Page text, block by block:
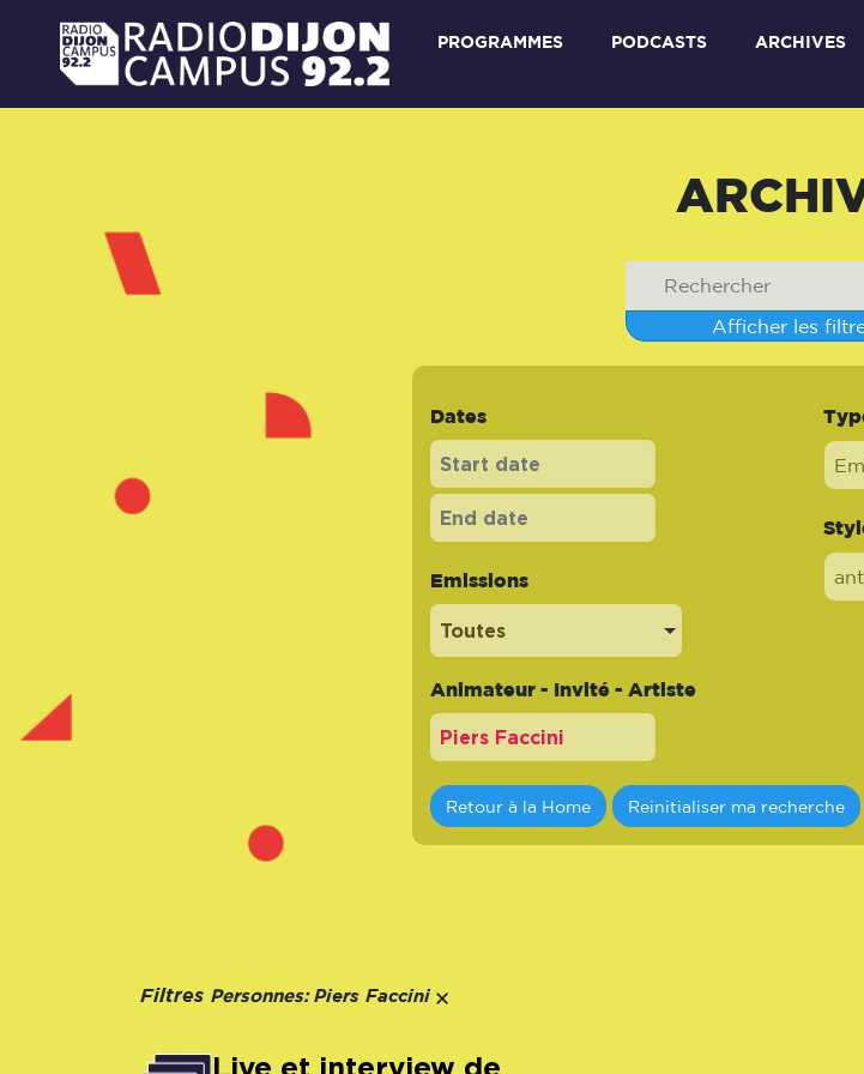
PROGRAMMES PODCASTS ARCHIVES
Afficher les
Dates
Emissions
Toutes
Animateur - Invité - Artiste
Retour à la Home Reinitialiser ma recherche
Filtres Personnes: Piers Faccini
Live et interview de